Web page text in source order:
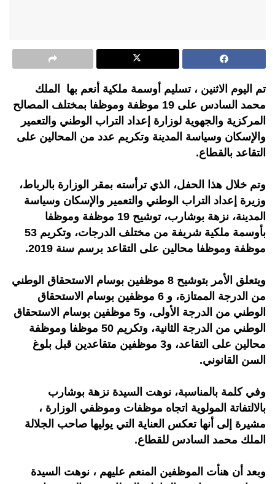
تم اليوم الاثنين ، تسليم أوسمة ملكية أنعم بها الملك
محمد السادس على 19 موظفة وموظفا بمختلف المصالح
المركزية والجهوية لوزارة إعداد التراب الوطني والتعمير
والإسكان وسياسة المدينة وتكريم عدد من المحالين على
التقاعد بالقطاع.
وتم خلال هذا الحفل، الذي ترأسته بمقر الوزارة بالرباط،
وزيرة إعداد التراب الوطني والتعمير والإسكان وسياسة
المدينة، نزهة بوشارب، توشيح 19 موظفة وموظفا
بأوسمة ملكية شريفة من مختلف الدرجات، وتكريم 53
موظفة وموظفا محالين على التقاعد برسم سنة 2019.
ويتعلق الأمر بتوشيح 8 موظفين بوسام الاستحقاق الوطني
من الدرجة الممتازة، و 6 موظفين بوسام الاستحقاق
الوطني من الدرجة الأولى، و5 موظفين بوسام الاستحقاق
الوطني من الدرجة الثانية، وتكريم 50 موظفا وموظفة
محالين على التقاعد، و3 موظفين متقاعدين قبل بلوغ
السن القانوني.
وفي كلمة بالمناسبة، نوهت السيدة نزهة بوشارب
بالالتفاتة المولوية اتجاه موظفات وموظفي الوزارة ،
مشيرة إلى أنها تعكس العناية التي يوليها صاحب الجلالة
الملك محمد السادس للقطاع.
وبعد أن هنأت الموظفين المنعم عليهم ، نوهت السيدة